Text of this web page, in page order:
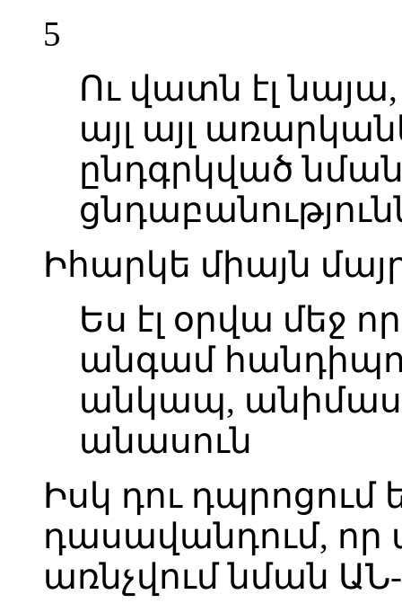
5
Ու վատն էլ
այլ այլ
ընդգրկված
Իհարկե միայն
Ես էլ օրվա մեջ
անգամ
անկապ,
անասուն
Իսկ դու դպրոցում
դասավանդում, որ
առնչվում նման